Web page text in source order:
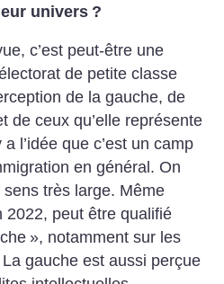
univers ?
c’est peut-être une
de petite classe
de la gauche, de
de ceux qu’elle représente
l’idée que c’est un camp
en général. On
sens très large. Même
2022, peut être qualifié
», notamment sur les
gauche est aussi perçue